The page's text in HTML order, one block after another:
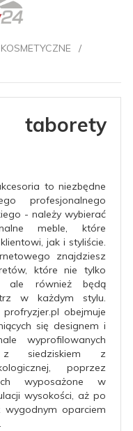
to niezbędne
profesjonalnego
- należy wybierać
meble, które
jak i styliście.
znajdziesz
które nie tylko
ale również będą
w każdym stylu.
obejmuje
się designem i
wyprofilowanych
z siedziskiem z
poprzez
wyposażone w
wysokości, aż po
wygodnym oparciem